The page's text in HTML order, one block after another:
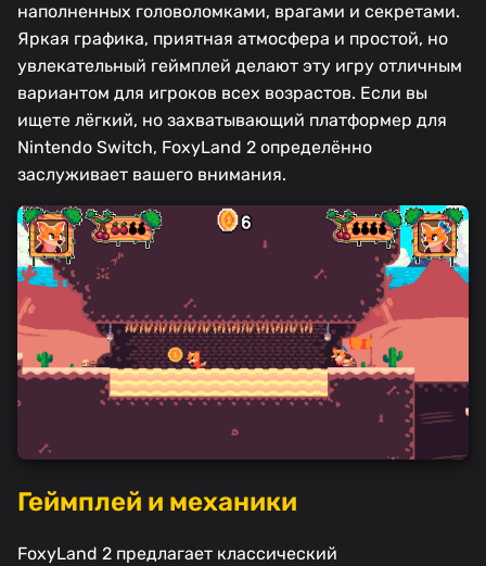
наполненных головоломками, врагами и секретами.
Яркая графика, приятная атмосфера и простой, но
увлекательный геймплей делают эту игру отличным
вариантом для игроков всех возрастов. Если вы
ищете лёгкий, но захватывающий платформер для
Nintendo Switch, FoxyLand 2 определённо
заслуживает вашего внимания.
Геймплей и механики
FoxyLand 2 предлагает классический